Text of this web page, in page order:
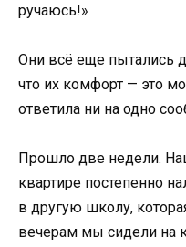
ручаюсь!»
Они всё еще пытались
что их комфорт — это
ответила ни на одно
Прошло две недели.
квартире постепенно
в другую школу,
вечерам мы сидели на